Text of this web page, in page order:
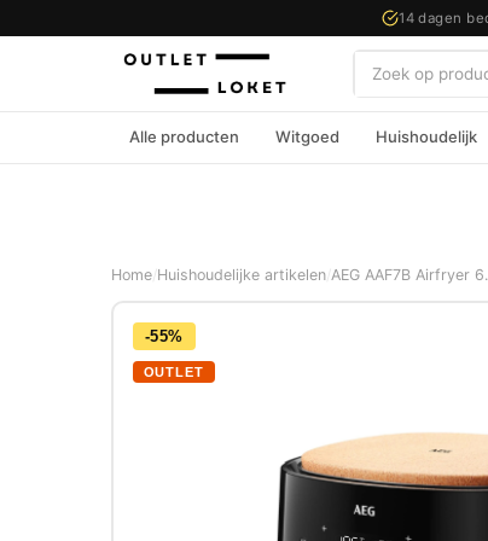
14 dagen
Zoeken
Alle producten Witgoed Huishoudelijk
Home Huishoudelijke artikelen AEG AAF7B Airfryer
-55%
OUTLET